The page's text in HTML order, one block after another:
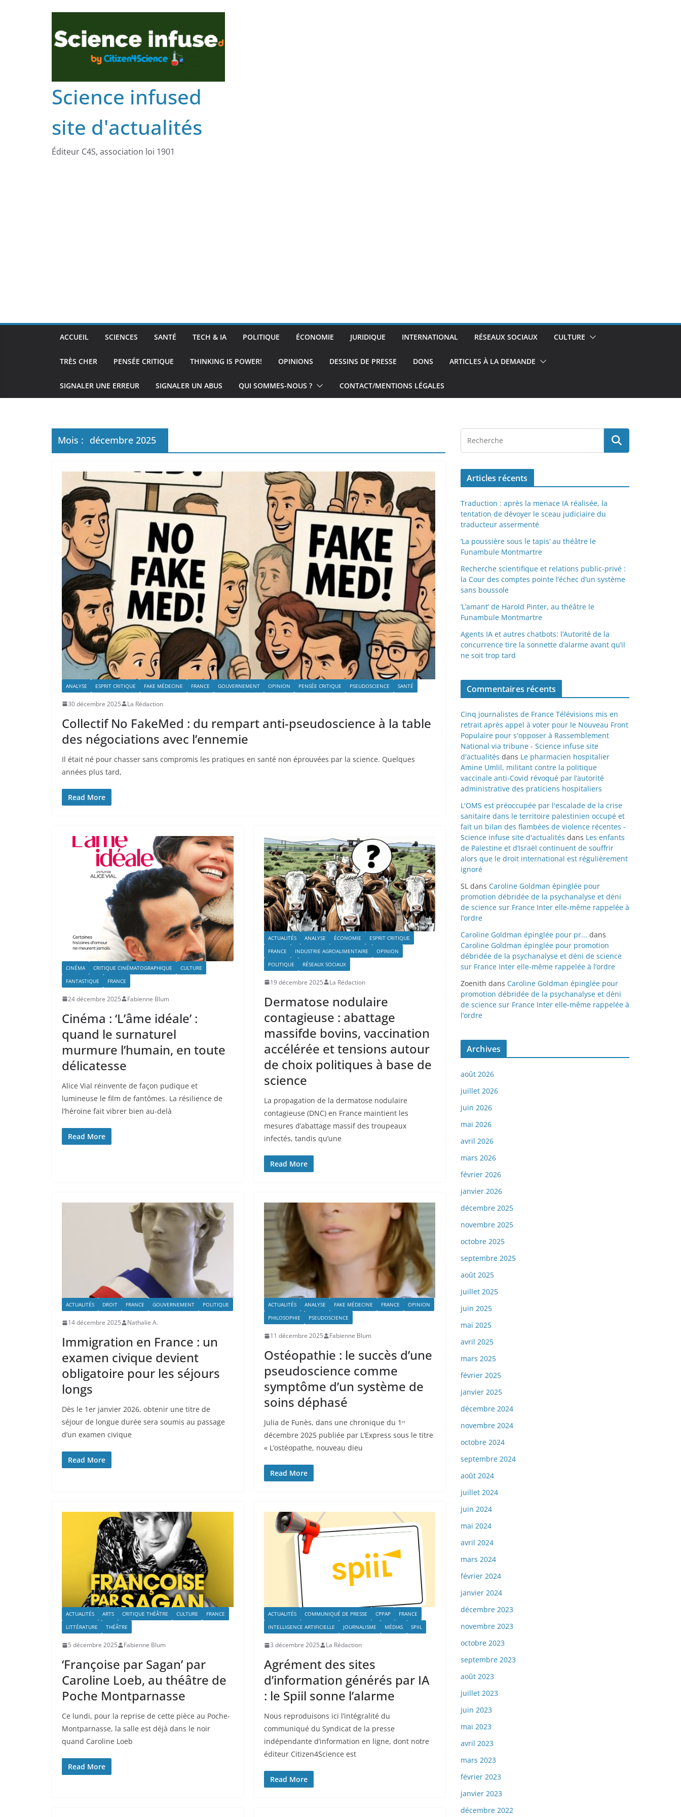
Science infused
site d'actualités
Éditeur C4S, association loi 1901
ACCUEIL SCIENCES SANTÉ TECH & IA POLITIQUE ÉCONOMIE JURIDIQUE INTERNATIONAL RÉSEAUX SOCIAUX CULTURE
TRÈS CHER PENSÉE CRITIQUE THINKING IS POWER! OPINIONS DESSINS DE PRESSE DONS ARTICLES À LA DEMANDE
SIGNALER UNE ERREUR SIGNALER UN ABUS QUI SOMMES-NOUS ? CONTACT/MENTIONS LÉGALES
Mois : décembre 2025
ANALYSE ESPRIT CRITIQUE FAKE MÉDECINE FRANCE GOUVERNEMENT OPINION PENSÉE CRITIQUE PSEUDOSCIENCE SANTÉ
30 décembre 2025 La Rédaction
Collectif No FakeMed : du rempart anti-pseudoscience à la table
des négociations avec l’ennemie
Il était né pour chasser sans compromis les pratiques en santé non éprouvées par la science. Quelques
années plus tard,
Read More
CINÉMA CRITIQUE CINÉMATOGRAPHIQUE
CULTURE
FANTASTIQUE
FRANCE
24 décembre 2025 Fabienne Blum
Cinéma : ‘L’âme idéale’ :
quand le surnaturel
murmure l’humain, en toute
délicatesse
Alice Vial réinvente de façon pudique et
lumineuse le film de fantômes. La résilience de
l’héroïne fait vibrer bien au-delà
Read More
ACTUALITÉS ANALYSE ÉCONOMIE
ESPRIT CRITIQUE
FRANCE
INDUSTRIE AGROALIMENTAIRE
OPINION
POLITIQUE
RÉSEAUX SOCIAUX
19 décembre 2025 La Rédaction
Dermatose nodulaire
contagieuse : abattage
massifde bovins, vaccination
accélérée et tensions autour
de choix politiques à base de
science
La propagation de la dermatose nodulaire
contagieuse (DNC) en France maintient les
mesures d’abattage massif des troupeaux
infectés, tandis qu’une
Read More
ACTUALITÉS DROIT FRANCE GOUVERNEMENT POLITIQUE
14 décembre 2025 Nathalie A.
Immigration en France : un
examen civique devient
obligatoire pour les séjours
longs
Dès le 1er janvier 2026, obtenir une titre de
séjour de longue durée sera soumis au passage
d’un examen civique
Read More
ACTUALITÉS ANALYSE FAKE MÉDECINE FRANCE
OPINION
PHILOSOPHIE
PSEUDOSCIENCE
11 décembre 2025 Fabienne Blum
Ostéopathie : le succès d’une
pseudoscience comme
symptôme d’un système de
soins déphasé
Julia de Funès, dans une chronique du 1ᵉʳ
décembre 2025 publiée par L’Express sous le titre
« L’ostéopathe, nouveau dieu
Read More
ACTUALITÉS ARTS CRITIQUE THÉÂTRE CULTURE
FRANCE
LITTÉRATURE
THÉÂTRE
5 décembre 2025 Fabienne Blum
‘Françoise par Sagan’ par
Caroline Loeb, au théâtre de
Poche Montparnasse
Ce lundi, pour la reprise de cette pièce au Poche-
Montparnasse, la salle est déjà dans le noir
quand Caroline Loeb
Read More
ACTUALITÉS COMMUNIQUÉ DE PRESSE CPPAP
FRANCE
INTELLIGENCE ARTIFICIELLE
JOURNALISME MÉDIAS SPIIL
3 décembre 2025 La Rédaction
Agrément des sites
d’information générés par IA
: le Spiil sonne l’alarme
Nous reproduisons ici l’intégralité du
communiqué du Syndicat de la presse
indépendante d’information en ligne, dont notre
éditeur Citizen4Science est
Read More
Articles récents
Traduction : après la menace IA réalisée, la
tentation de dévoyer le sceau judiciaire du
traducteur assermenté
‘La poussière sous le tapis’ au théâtre le
Funambule Montmartre
Recherche scientifique et relations public-privé :
la Cour des comptes pointe l’échec d’un système
sans boussole
‘L’amant’ de Harold Pinter, au théâtre le
Funambule Montmartre
Agents IA et autres chatbots: l’Autorité de la
concurrence tire la sonnette d’alarme avant qu’il
ne soit trop tard
Commentaires récents
Cinq journalistes de France Télévisions mis en
retrait après appel à voter pour le Nouveau Front
Populaire pour s'opposer à Rassemblement
National via tribune - Science infuse site
d'actualités dans Le pharmacien hospitalier
Amine Umlil, militant contre la politique
vaccinale anti-Covid révoqué par l’autorité
administrative des praticiens hospitaliers
L'OMS est préoccupée par l'escalade de la crise
sanitaire dans le territoire palestinien occupé et
fait un bilan des flambées de violence récentes -
Science infuse site d'actualités dans Les enfants
de Palestine et d’Israël continuent de souffrir
alors que le droit international est régulièrement
ignoré
SL dans Caroline Goldman épinglée pour
promotion débridée de la psychanalyse et déni
de science sur France Inter elle-même rappelée à
l’ordre
Caroline Goldman épinglée pour pr... dans
Caroline Goldman épinglée pour promotion
débridée de la psychanalyse et déni de science
sur France Inter elle-même rappelée à l’ordre
Zoenith dans Caroline Goldman épinglée pour
promotion débridée de la psychanalyse et déni
de science sur France Inter elle-même rappelée à
l’ordre
Archives
août 2026
juillet 2026
juin 2026
mai 2026
avril 2026
mars 2026
février 2026
janvier 2026
décembre 2025
novembre 2025
octobre 2025
septembre 2025
août 2025
juillet 2025
juin 2025
mai 2025
avril 2025
mars 2025
février 2025
janvier 2025
décembre 2024
novembre 2024
octobre 2024
septembre 2024
août 2024
juillet 2024
juin 2024
mai 2024
avril 2024
mars 2024
février 2024
janvier 2024
décembre 2023
novembre 2023
octobre 2023
septembre 2023
août 2023
juillet 2023
juin 2023
mai 2023
avril 2023
mars 2023
février 2023
janvier 2023
décembre 2022